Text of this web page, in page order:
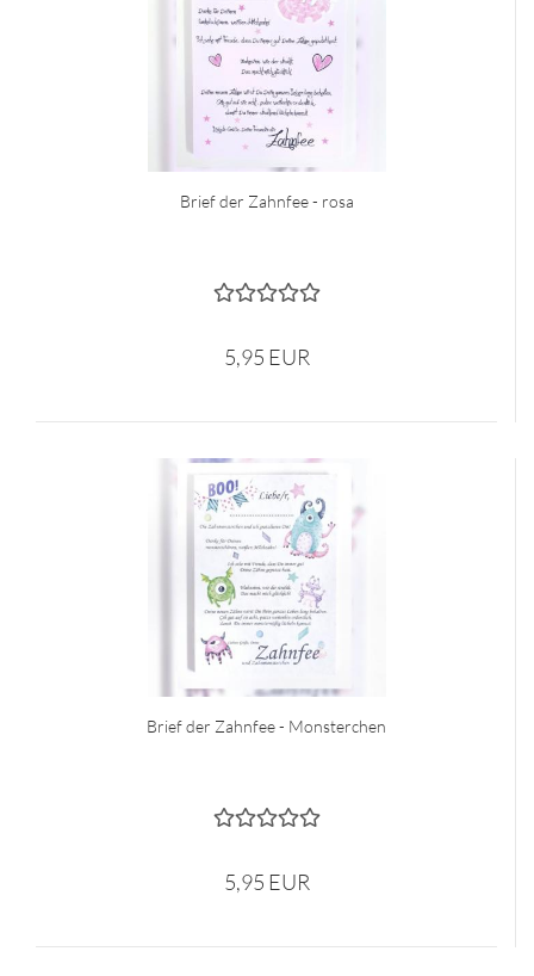
Brief der Zahnfee - rosa
5,95 EUR
Brief der Zahnfee - Monsterchen
5,95 EUR